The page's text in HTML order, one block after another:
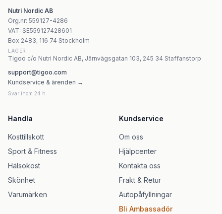
Nature's Answer Vitamin C 1000 mg - 100 vegetariska
Vitaking Vitamin C 500 Acerola Hallon - 40 Tabletter
Natures Aid - Cod Liver Oil - 90 Sgels
Nutri Nordic AB
Org.nr: 559127-4286
VAT: SE559127428601
Box 2483, 116 74 Stockholm
LAGER
Tigoo c/o Nutri Nordic AB, Järnvägsgatan 103, 245 34 Staffanstorp
support@tigoo.com
Kundservice & ärenden →
Svar inom 24 h
Handla
Kosttillskott
Sport & Fitness
Hälsokost
Skönhet
Varumärken
Kundservice
Om oss
Hjälpcenter
Kontakta oss
Frakt & Retur
Autopåfyllningar
Bli Ambassadör